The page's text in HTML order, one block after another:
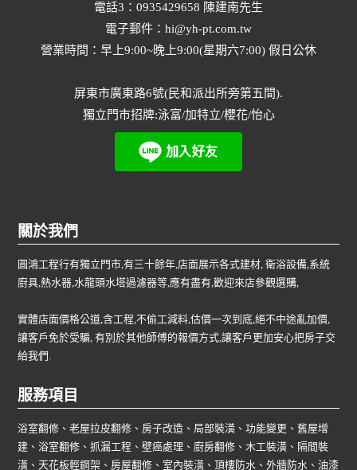
電話3：0935429658 陳建南先生
電子郵件：hi@yh-pt.com.tw
營業時間：早上9:00~晚上9:00(星期六7:00) 假日公休
屏東市廣東路6號(民和派出所旁第五間).
獨立門市招牌:泳富/加特立/櫻花/怡心
關於我們
圓鴻工程行有獨立門市,有三十餘年,店面展示各式建材, 衛浴設備,系統
廚具,熱水器,水龍頭水塔過濾器等,應有盡有,歡迎來店參觀選購,
實體店面價格公道,含工程,不偷工減料,估價一次到底,絕不中途亂加價,
讓客戶免於受騙, 有別於其他師傅的報價方式,讓客戶更加安心把房子交
給我們.
服務項目
浴室翻修、老屋拉皮翻修、房子改造、局部裝潢、功能變更、舊屋增
建、浴室翻修、抓漏工程、壁癌處理、廚房翻修、木工裝潢、隔間裝
潢、天花板輕鋼架、房屋翻修、室內裝潢、頂樓防水、外牆防水、油漆